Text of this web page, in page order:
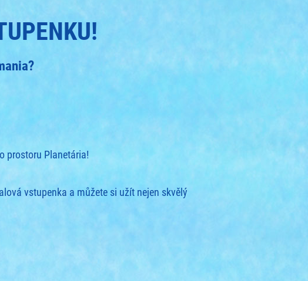
prostoru Planetária!
vstupenka a můžete si užít nejen skvělý